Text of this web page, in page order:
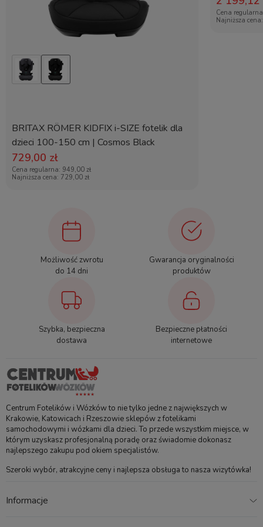
Specyfikacja techniczna:
Waga dziecka:
Maksymalny wzrost:
Minimalny wiek dziecka:
Waga krzesełka:3,6 kg
Kolor tapicerki: dwustronna (2 warianty
kolorystyczne)
RideAlong 2?
Czy krzesełko pasuje do wszystkich rowerów?
Jak przebiega regulacja podnóżków?
Czy można prać tapicerkę?
Zakres wagowy
do 22 kg
Rekomendowany wiek
dziecka
od 9 miesięcy
Sposób montażu
na bagażniku
System zapięcia dziecka
BRITAX RÖMER KIDFIX i-SIZE fotelik dla
dzieci 100-150 cm | Cosmos Black
729,00 zł
Cena regularna: 949,00 zł
Najniższa cena: 729,00 zł
Cena
Najniższa
Możliwość zwrotu
do 14 dni
Gwarancja oryginalności
produktów
Szybka, bezpieczna
dostawa
Bezpieczne płatności
internetowe
Centrum Fotelików i Wózków to nie tylko jedne z największych w
Krakowie, Katowicach i Rzeszowie sklepów z fotelikami
samochodowymi i wózkami dla dzieci. To przede wszystkim miejsce, w
którym uzyskasz profesjonalną poradę oraz świadomie dokonasz
najlepszego zakupu pod okiem specjalistów.
Szeroki wybór, atrakcyjne ceny i najlepsza obsługa to nasza wizytówka!
Informacje